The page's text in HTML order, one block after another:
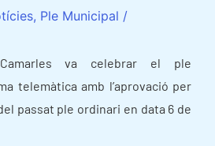
, Ple Municipal /
Camarles va celebrar el ple
telemàtica amb l’aprovació per
passat ple ordinari en data 6 de